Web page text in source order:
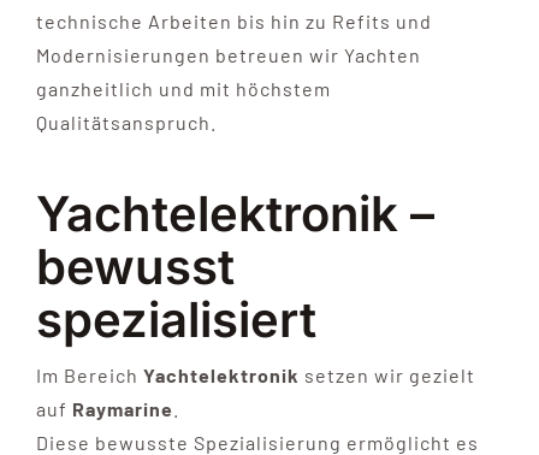
technische Arbeiten bis hin zu Refits und
Modernisierungen betreuen wir Yachten
ganzheitlich und mit höchstem
Qualitätsanspruch.
Yachtelektronik –
bewusst
spezialisiert
Im Bereich Yachtelektronik setzen wir gezielt
auf Raymarine
Diese bewusste Spezialisierung ermöglicht es